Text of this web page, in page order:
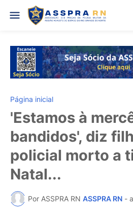
Página inicial
'Estamos à
bandidos', diz
policial morto a
Natal...
Por ASSPRA RN ASSPRA RN -